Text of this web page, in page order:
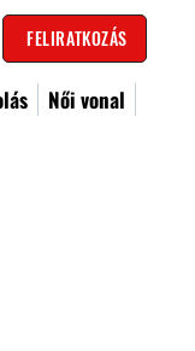
FELIRATKOZÁS
Női vonal